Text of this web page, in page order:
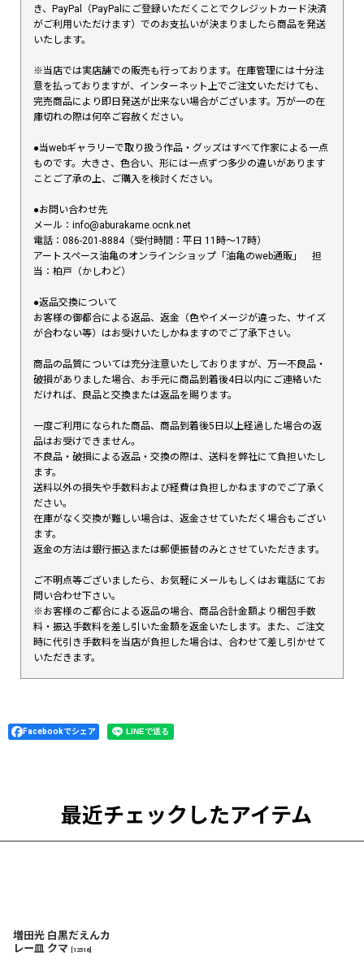
き、PayPal（PayPalにご登録いただくことでクレジットカード決済
がご利用いただけます）でのお支払いが決まりましたら商品を発送
いたします。
※当店では実店舗での販売も行っております。在庫管理には十分注
意を払っておりますが、インターネット上でご注文いただけても、
完売商品により即日発送が出来ない場合がございます。万が一の在
庫切れの際は何卒ご容赦ください。
●当webギャラリーで取り扱う作品・グッズはすべて作家による一点
ものです。大きさ、色合い、形には一点ずつ多少の違いがあります
ことご了承の上、ご購入を検討ください。
●お問い合わせ先
メール：info@aburakame.ocnk.net
電話：086-201-8884（受付時間：平日 11時〜17時）
アートスペース油亀のオンラインショップ「油亀のweb通販」 担
当：柏戸（かしわど）
●返品交換について
お客様の御都合による返品、返金（色やイメージが違った、サイズ
が合わない等）はお受けいたしかねますのでご了承下さい。
商品の品質については充分注意いたしておりますが、万一不良品・
破損がありました場合、お手元に商品到着後4日以内にご連絡いた
だければ、良品と交換または返品を賜ります。
一度ご利用になられた商品、商品到着後5日以上経過した場合の返
品はお受けできません。
不良品・破損による返品・交換の際は、送料を弊社にて負担いたし
ます。
送料以外の損失や手数料および経費は負担しかねますのでご了承く
ださい。
在庫がなく交換が難しい場合は、返金させていただく場合もござい
ます。
返金の方法は銀行振込または郵便振替のみとさせていただきます。
ご不明点等ございましたら、お気軽にメールもしくはお電話にてお
問い合わせ下さい。
※お客様のご都合による返品の場合、商品合計金額より梱包手数
料・振込手数料を差し引いた金額を返金いたします。また、ご注文
時に代引き手数料を当店が負担した場合は、合わせて差し引かせて
いただきます。
Facebookでシェア
最近チェックしたアイテム
増田光 白黒だえんカ
レー皿 クマ
12516]